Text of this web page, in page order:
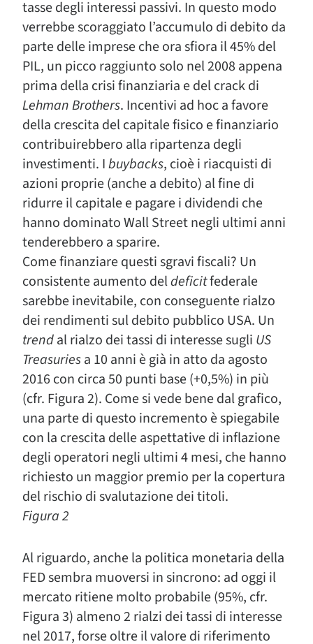
tasse degli interessi passivi. In questo modo
verrebbe scoraggiato l’accumulo di debito da
parte delle imprese che ora sfiora il 45% del
PIL, un picco raggiunto solo nel 2008 appena
prima della crisi finanziaria e del crack di
Lehman Brothers. Incentivi ad hoc a favore
della crescita del capitale fisico e finanziario
contribuirebbero alla ripartenza degli
investimenti. Ibuybacks, cioè i riacquisti di
azioni proprie (anche a debito) al fine di
ridurre il capitale e pagare i dividendi che
hanno dominato Wall Street negli ultimi anni
tenderebbero a sparire.
Come finanziare questi sgravi fiscali? Un
consistente aumento deldeficitfederale
sarebbe inevitabile, con conseguente rialzo
dei rendimenti sul debito pubblico USA. Un
trendal rialzo dei tassi di interesse sugli US
Treasuriesa 10 anni è già in atto da agosto
2016 con circa 50 punti base (+0,5%) in più
(cfr. Figura 2). Come si vede bene dal grafico,
una parte di questo incremento è spiegabile
con la crescita delle aspettative di inflazione
degli operatori negli ultimi 4 mesi, che hanno
richiesto un maggior premio per la copertura
del rischio di svalutazione dei titoli.
Figura 2
Al riguardo, anche la politica monetaria della
FED sembra muoversi in sincrono: ad oggi il
mercato ritiene molto probabile (95%, cfr.
Figura 3) almeno 2 rialzi dei tassi di interesse
nel 2017, forse oltre il valore di riferimento